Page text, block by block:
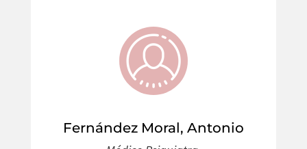
Fernández Moral, Antonio